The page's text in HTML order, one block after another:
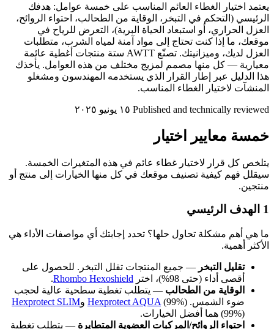
يعتمد اختيار الغطاء العائم المناسب على خمسة عوامل: هدفك
الرئيسي (التحكم في التبخر، الوقاية من الطحالب، احتواء الروائح،
العزل الحراري، أو استبعاد الحياة البرية)، التعرض للرياح في
موقعك، ما إذا كنت تحتاج إلى مواد آمنة لمياه الشرب، متطلبات
العزل لديك، وميزانيتك. تصنّع AWTT ستة منتجات أغطية عائمة
معيارية — كل منها مصمم لمزيج مختلف من هذه العوامل. يأخذك
هذا الدليل عبر إطار القرار الذي يستخدمه المهندسون ومشغلو
المنشآت لاختيار الغطاء المناسب.
Published and technically reviewed ١٥ يونيو ٢٠٢٥
خمسة معايير اختيار
يتلخص كل قرار لاختيار غطاء عائم في هذه المتغيرات الخمسة.
سيقلل فهم كيفية تصنيف موقعك في كل منها الخيارات إلى منتج أو
منتجين.
1 الهدف الرئيسي
ما هي أهم مشكلة تحاول حلها؟ تحدد إجابتك أي مواصفات الأداء هي
الأكثر أهمية.
تقليل التبخر — جميع المنتجات تقلل التبخر. للحصول على
أقصى أداء (حتى 98%)، اختر
Rhombo Hexoshield
.
الوقاية من الطحالب — يتطلب تغطية سطحية عالية لحجب
ضوء الشمس.
Hexprotect AQUA (99%) و
Hexprotect SLIM
(99%) هما أفضل الخيارات.
احتواء الروائح/المركبات العضوية المتطايرة — يتطلب تغطية